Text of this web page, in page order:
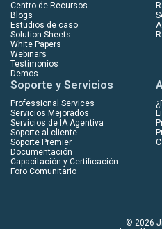
Centro de Recursos
Blogs
Estudios de caso
Solution Sheets
White Papers
Webinars
Testimonios
Demos
Soporte y Servicios
Professional Services
Servicios Mejorados
Servicios de IA Agentiva
Soporte al cliente
Soporte Premier
Documentación
Capacitación y Certificación
Foro Comunitario
© 2026